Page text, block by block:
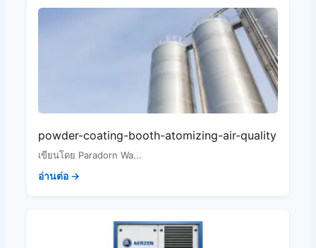
powder-coating-booth-atomizing-air-quality
เขียนโดย Paradorn Wa...
อ่านต่อ →